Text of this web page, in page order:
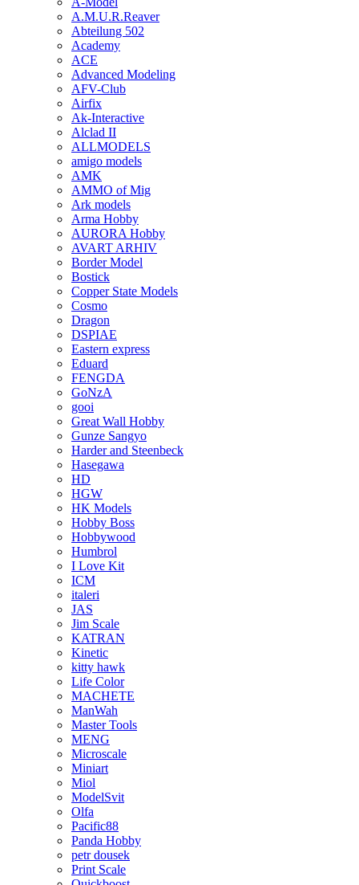
A.M.U.R.Reaver
Abteilung 502
Academy
ACE
Advanced Modeling
AFV-Club
Airfix
Ak-Interactive
Alclad II
ALLMODELS
amigo models
AMK
AMMO of Mig
Ark models
Arma Hobby
AURORA Hobby
AVART ARHIV
Border Model
Bostick
Copper State Models
Cosmo
Dragon
DSPIAE
Eastern express
Eduard
FENGDA
GoNzA
gooi
Great Wall Hobby
Gunze Sangyo
Harder and Steenbeck
Hasegawa
HD
HGW
HK Models
Hobby Boss
Hobbywood
Humbrol
I Love Kit
ICM
italeri
JAS
Jim Scale
KATRAN
Kinetic
kitty hawk
Life Color
MACHETE
ManWah
Master Tools
MENG
Microscale
Miniart
Miol
ModelSvit
Olfa
Pacific88
Panda Hobby
petr dousek
Print Scale